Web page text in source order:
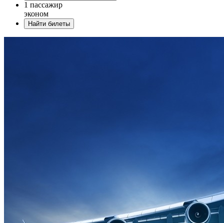
1 пассажир
эконом
Найти билеты